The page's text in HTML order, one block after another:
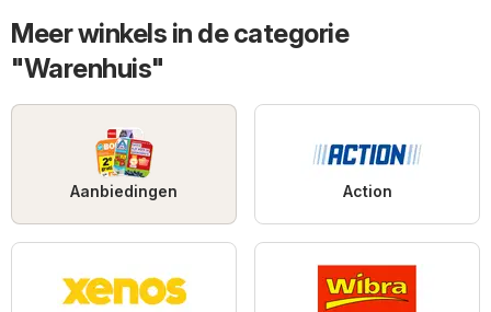
Meer winkels in de categorie
"Warenhuis"
Aanbiedingen Action